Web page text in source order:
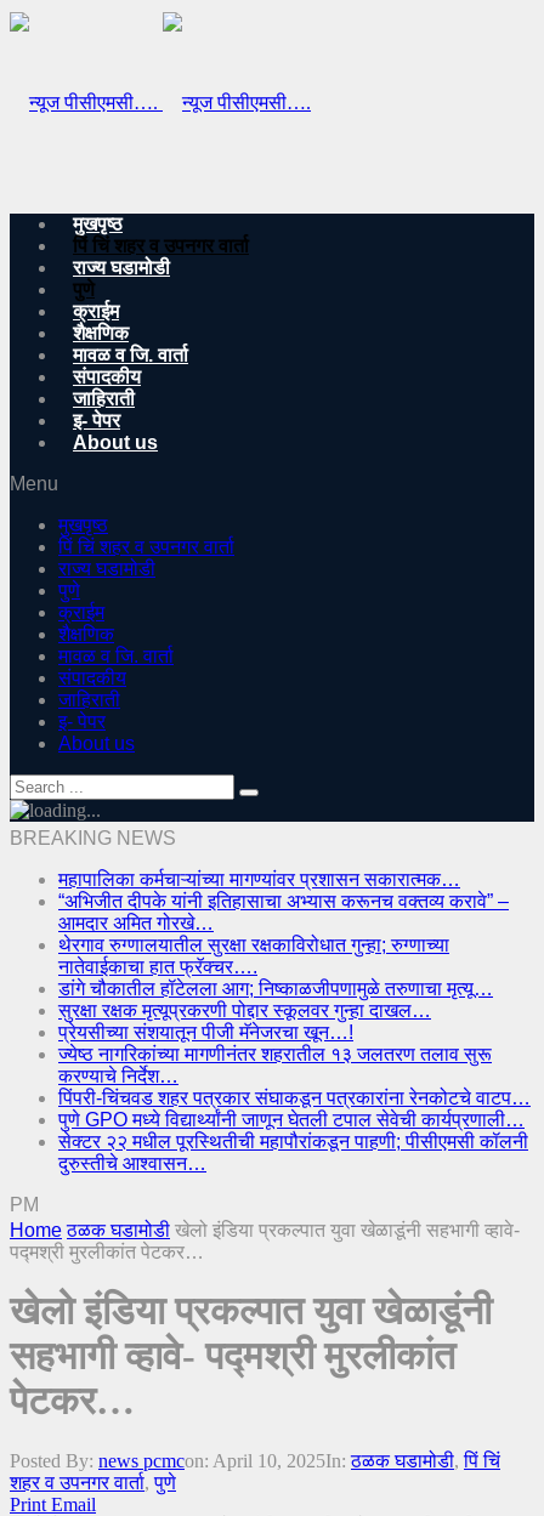
मुखपृष्ठ
पिं चिं शहर व उपनगर वार्ता
राज्य घडामोडी
पुणे
क्राईम
शैक्षणिक
मावळ व जि. वार्ता
संपादकीय
जाहिराती
इ- पेपर
About us
Menu
मुखपृष्ठ
पिं चिं शहर व उपनगर वार्ता
राज्य घडामोडी
पुणे
क्राईम
शैक्षणिक
मावळ व जि. वार्ता
संपादकीय
जाहिराती
इ- पेपर
About us
BREAKING NEWS
महापालिका कर्मचाऱ्यांच्या मागण्यांवर प्रशासन सकारात्मक…
“अभिजीत दीपके यांनी इतिहासाचा अभ्यास करूनच वक्तव्य करावे” –
आमदार अमित गोरखे…
थेरगाव रुग्णालयातील सुरक्षा रक्षकाविरोधात गुन्हा; रुग्णाच्या
नातेवाईकाचा हात फ्रॅक्चर….
डांगे चौकातील हॉटेलला आग; निष्काळजीपणामुळे तरुणाचा मृत्यू…
सुरक्षा रक्षक मृत्यूप्रकरणी पोद्दार स्कूलवर गुन्हा दाखल…
प्रेयसीच्या संशयातून पीजी मॅनेजरचा खून…!
ज्येष्ठ नागरिकांच्या मागणीनंतर शहरातील १३ जलतरण तलाव सुरू
करण्याचे निर्देश…
पिंपरी-चिंचवड शहर पत्रकार संघाकडून पत्रकारांना रेनकोटचे वाटप…
पुणे GPO मध्ये विद्यार्थ्यांनी जाणून घेतली टपाल सेवेची कार्यप्रणाली…
सेक्टर २२ मधील पूरस्थितीची महापौरांकडून पाहणी; पीसीएमसी कॉलनी
दुरुस्तीचे आश्वासन…
PM
Home ठळक घडामोडी खेलो इंडिया प्रकल्पात युवा खेळाडूंनी सहभागी व्हावे-
पद्मश्री मुरलीकांत पेटकर…
खेलो इंडिया प्रकल्पात युवा खेळाडूंनी
सहभागी व्हावे- पद्मश्री मुरलीकांत
पेटकर…
Posted By: news pcmcon: April 10, 2025In:ठळक घडामोडी,पिं चिं
शहर व उपनगर वार्ता,पुणे
Print Email